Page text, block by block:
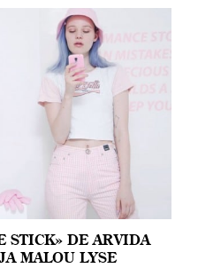
STICK» DE ARVIDA
MALOU LYSE